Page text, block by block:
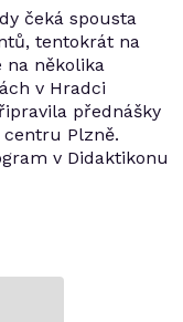
čeká spousta
tentokrát na
na několika
v Hradci
přednášky
centru Plzně.
v Didaktikonu